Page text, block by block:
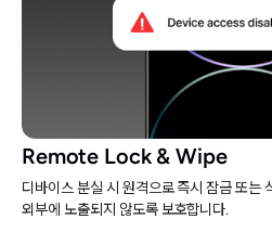
Remote Lock & Wipe
디바이스 분실 시 원격으로 즉시 잠금 또는
외부에 노출되지 않도록 보호합니다.